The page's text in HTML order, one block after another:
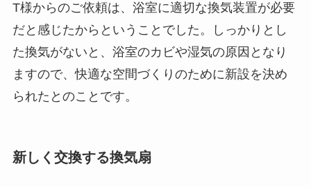
T様からのご依頼は、浴室に適切な換気装置が必要
だと感じたからということでした。しっかりとし
た換気がないと、浴室のカビや湿気の原因となり
ますので、快適な空間づくりのために新設を決め
られたとのことです。
新しく交換する換気扇